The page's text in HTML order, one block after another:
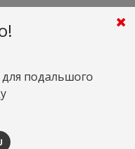
для подальшого